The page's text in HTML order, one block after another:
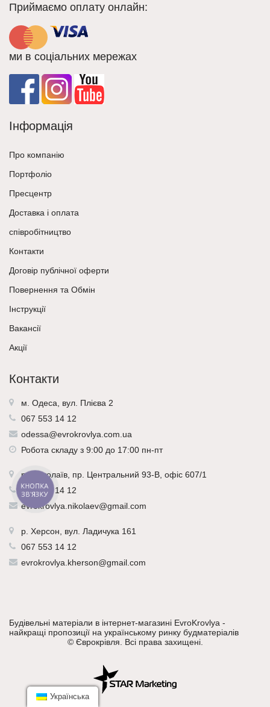
Приймаємо оплату онлайн:
ми в соціальних мережах
Інформація
Про компанію
Портфоліо
Пресцентр
Доставка і оплата
співробітництво
Контакти
Договір публічної оферти
Повернення та Обмін
Інструкції
Вакансії
Акції
Контакти
м. Одеса, вул. Плієва 2
067 553 14 12
odessa@evrokrovlya.com.ua
Робота складу з 9:00 до 17:00 пн-пт
р. Миколаїв , пр. Центральний 93-В, офіс 607/1
067 553 14 12
evrokrovlya.nikolaev@gmail.com
р. Херсон , вул. Ладичука 161
067 553 14 12
evrokrovlya.kherson@gmail.com
Будівельні матеріали в інтернет-магазині EvroKrovlya -
найкращі пропозиції на українському ринку будматеріалів
© Єврокрівля . Всі права захищені.
Українська
КНОПКА
ЗВ'ЯЗКУ